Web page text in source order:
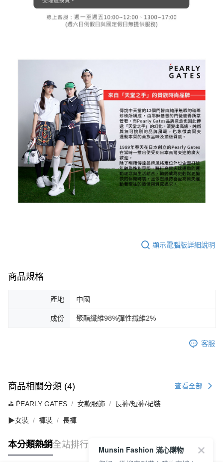
顯示電腦版詳細說明
商品規格
產地 中國
成份 聚酯纖維98%彈性纖維2%
客服
商品相關分類 (4) 查看全部
⛳️ ṔEARLY GATES 女款服飾 長褲/短褲/裙裝
▶女裝 褲裝 長褲
本分類熱銷全站排行
Munsin Fashion 滿心購物